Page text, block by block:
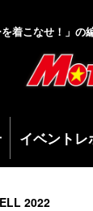
着こなせ！」
イベントレ
2022